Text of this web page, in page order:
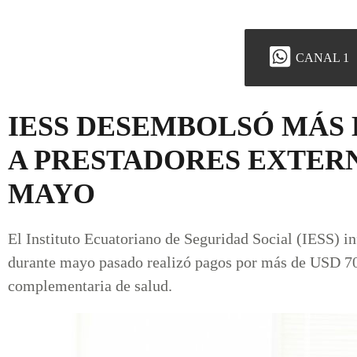
CANAL 1
IESS DESEMBOLSÓ
A PRESTADORES
MAYO
El Instituto Ecuatoriano de Seguridad Social (IESS)
durante mayo pasado realizó pagos por más de USD
complementaria de salud.